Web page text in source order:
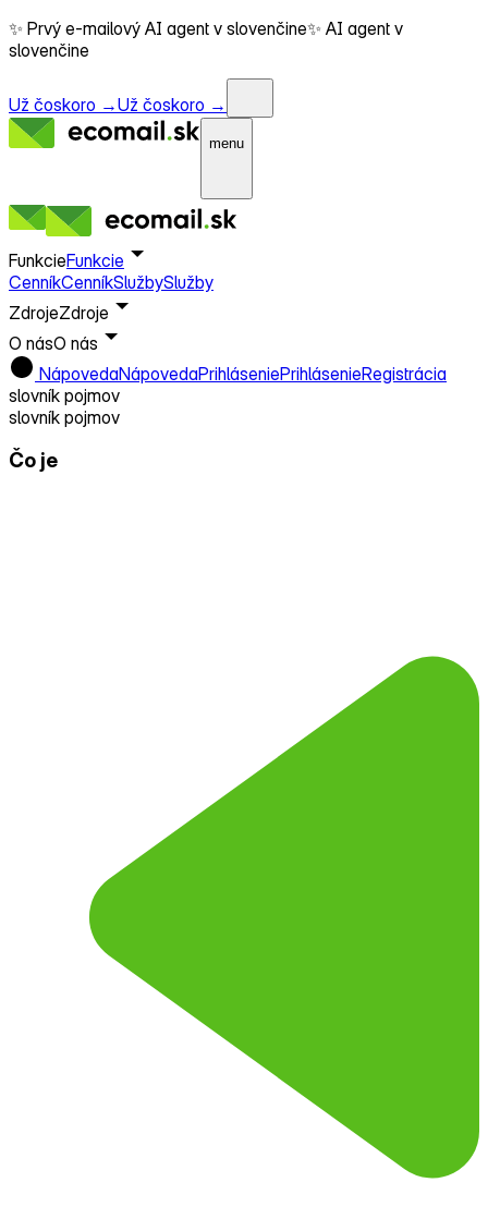
✨ Prvý e-mailový AI agent v slovenčine✨ AI agent v
slovenčine
Už čoskoro →Už čoskoro →
menu
FunkcieFunkcie
CenníkCenníkSlužbySlužby
ZdrojeZdroje
O násO nás
NápovedaNápovedaPrihláseniePrihlásenieRegistrácia
slovník pojmov
slovník pojmov
Čo je